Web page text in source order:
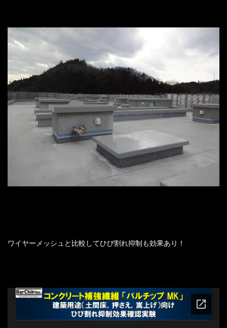
ワイヤーメッシュと比較してひび割れ抑制も効果あり！